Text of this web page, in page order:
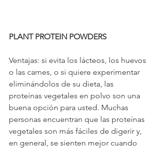
PLANT PROTEIN POWDERS
Ventajas: si evita los lácteos, los huevos
o las carnes, o si quiere experimentar
eliminándolos de su dieta, las
proteínas vegetales en polvo son una
buena opción para usted. Muchas
personas encuentran que las proteínas
vegetales son más fáciles de digerir y,
en general, se sienten mejor cuando